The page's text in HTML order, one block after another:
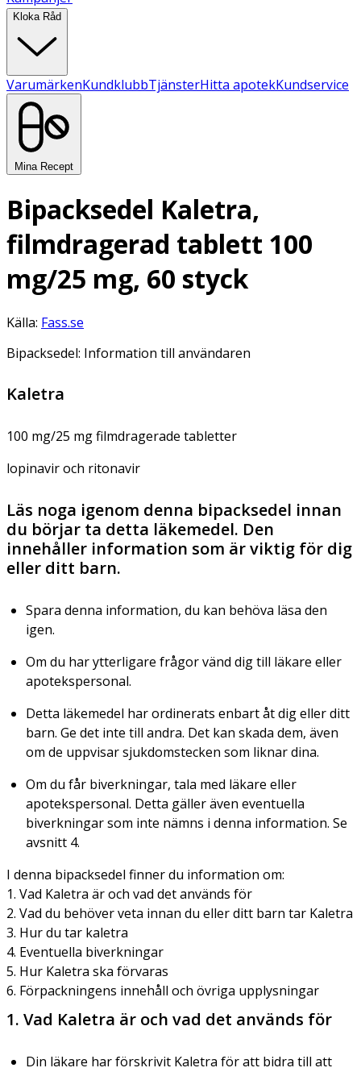
Kloka Råd
VarumärkenKundklubbTjänsterHitta apotekKundservice
Mina Recept
Bipacksedel Kaletra,
filmdragerad tablett 100
mg/25 mg, 60 styck
Källa: Fass.se
Bipacksedel: Information till användaren
Kaletra
100 mg/25 mg filmdragerade tabletter
lopinavir och ritonavir
Läs noga igenom denna bipacksedel innan
du börjar ta detta läkemedel. Den
innehåller information som är viktig för dig
eller ditt barn.
Spara denna information, du kan behöva läsa den
igen.
Om du har ytterligare frågor vänd dig till läkare eller
apotekspersonal.
Detta läkemedel har ordinerats enbart åt dig eller ditt
barn. Ge det inte till andra. Det kan skada dem, även
om de uppvisar sjukdomstecken som liknar dina.
Om du får biverkningar, tala med läkare eller
apotekspersonal. Detta gäller även eventuella
biverkningar som inte nämns i denna information. Se
avsnitt 4.
I denna bipacksedel finner du information om:
1. Vad Kaletra är och vad det används för
2. Vad du behöver veta innan du eller ditt barn tar Kaletra
3. Hur du tar kaletra
4. Eventuella biverkningar
5. Hur Kaletra ska förvaras
6. Förpackningens innehåll och övriga upplysningar
1. Vad Kaletra är och vad det används för
Din läkare har förskrivit Kaletra för att bidra till att